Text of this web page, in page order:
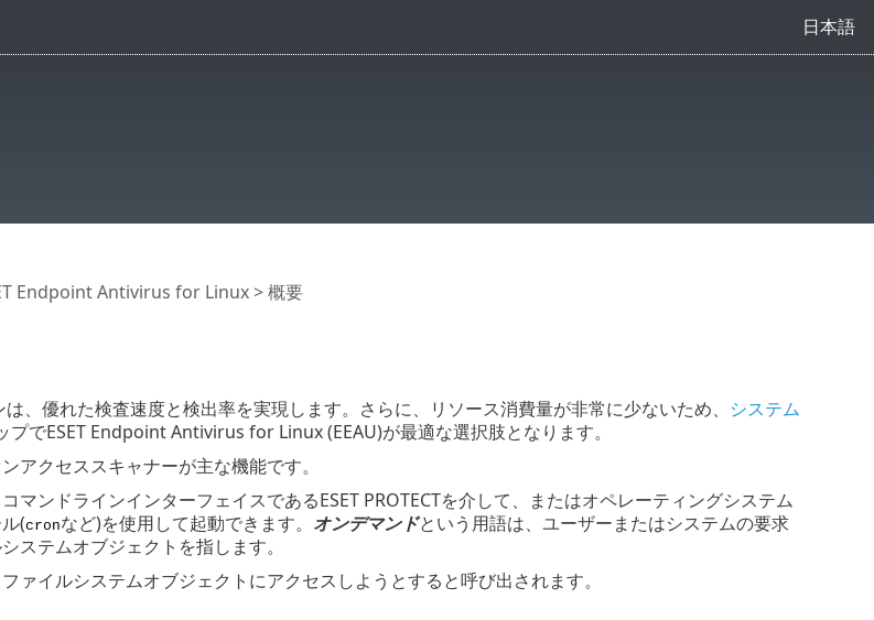
日本語
Endpoint Antivirus for Linux>概要
、優れた検査速度と検出率を実現します。さらに、リソース消費量が非常に少ないため、
システム
でESET Endpoint Antivirus for Linux (EEAU)が最適な選択肢となります。
アクセススキャナーが主な機能です。
マンドラインインターフェイスであるESET PROTECTを介して、またはオペレーティングシステム
(cronなど)を使用して起動できます。 オンデマンドという用語は、ユーザーまたはシステムの要求
ステムオブジェクトを指します。
ァイルシステムオブジェクトにアクセスしようとすると呼び出されます。